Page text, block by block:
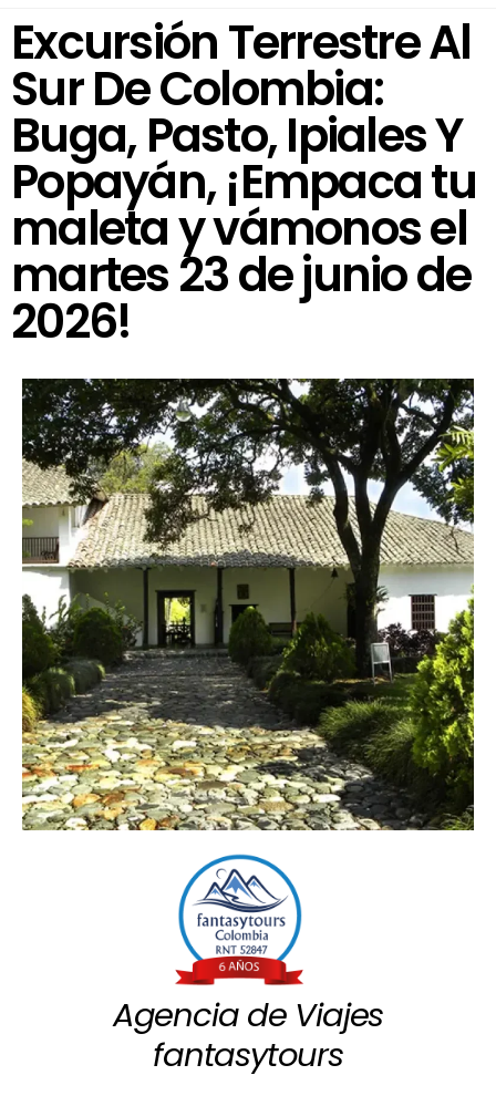
Excursión Terrestre Al
Sur De Colombia:
Buga, Pasto, Ipiales Y
Popayán, ¡Empaca tu
maleta y vámonos el
martes 23 de junio de
2026!
Agencia de Viajes
fantasytours